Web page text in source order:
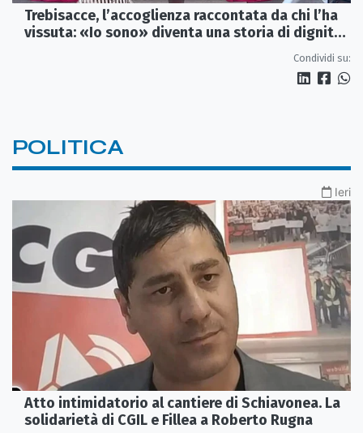
Trebisacce, l’accoglienza raccontata da chi l’ha
vissuta: «Io sono» diventa una storia di dignità
Condividi su:
POLITICA
Ieri
Atto intimidatorio al cantiere di Schiavonea. La
solidarietà di CGIL e Fillea a Roberto Rugna